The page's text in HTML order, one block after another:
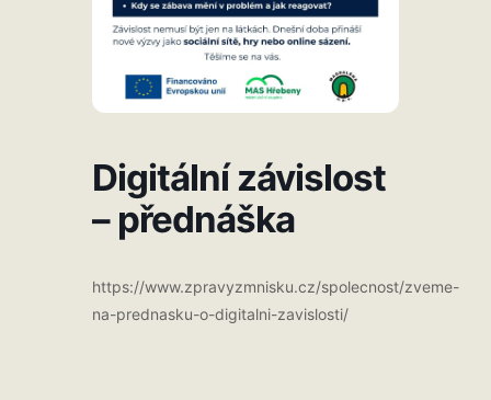
Digitální závislost
– přednáška
https://www.zpravyzmnisku.cz/spolecnost/zveme-
na-prednasku-o-digitalni-zavislosti/